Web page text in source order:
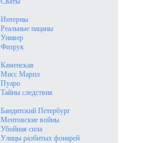
Интерны
Реальные пацаны
Универ
Физрук
Каменская
Мисс Марпл
Пуаро
Тайны следствия
Бандитский Петербург
Ментовские войны
Убойная сила
Улицы разбитых фонарей